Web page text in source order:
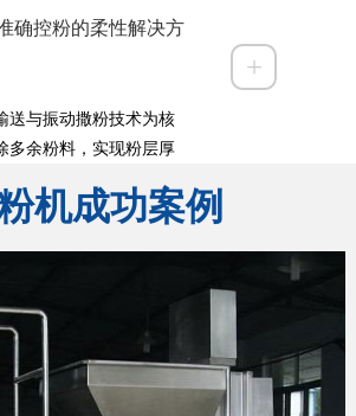
确控粉的柔性解决方
与振动撒粉技术为核
多余粉料，实现粉层厚
+
机成功案例